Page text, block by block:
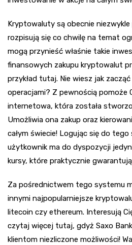
Kryptowaluty są obecnie niezwykle
rozpisują się co chwilę na temat
mogą przynieść właśnie takie
finansowych zakupu kryptowalut
przykład tutaj. Nie wiesz jak
operacjami? Z pewnością
internetowa, która została
Umożliwia ona zakup oraz
całym świecie! Logując się do
użytkownik ma do dyspozycji
kursy, które praktycznie
Za pośrednictwem tego systemu
innymi najpopularniejsze
litecoin czy ethereum. Interesują
czytaj więcej tutaj, gdyż Saxo
klientom niezliczone możliwości!